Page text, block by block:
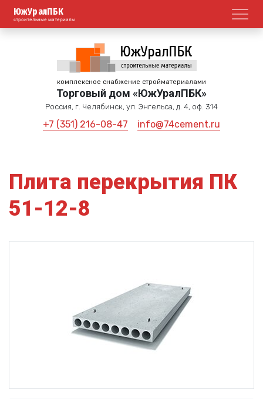
ЮжУралПБК
строительные материалы
комплексное снабжение стройматериалами
Торговый дом «ЮжУралПБК»
Россия, г. Челябинск, ул. Энгельса, д. 4, оф. 314
+7 (351) 216-08-47 info@74cement.ru
Плита перекрытия ПК
51-12-8